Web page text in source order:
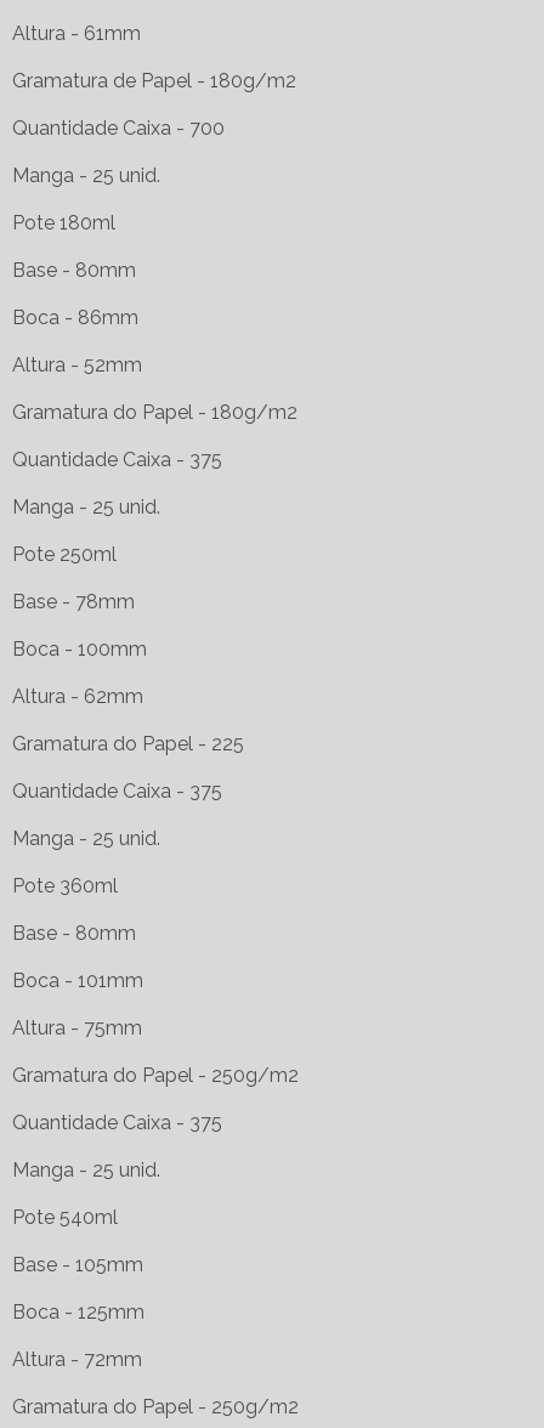
Altura - 61mm
Gramatura de Papel - 180g/m2
Quantidade Caixa - 700
Manga - 25 unid.
Pote 180ml
Base - 80mm
Boca - 86mm
Altura - 52mm
Gramatura do Papel - 180g/m2
Quantidade Caixa - 375
Manga - 25 unid.
Pote 250ml
Base - 78mm
Boca - 100mm
Altura - 62mm
Gramatura do Papel - 225
Quantidade Caixa - 375
Manga - 25 unid.
Pote 360ml
Base - 80mm
Boca - 101mm
Altura - 75mm
Gramatura do Papel - 250g/m2
Quantidade Caixa - 375
Manga - 25 unid.
Pote 540ml
Base - 105mm
Boca - 125mm
Altura - 72mm
Gramatura do Papel - 250g/m2